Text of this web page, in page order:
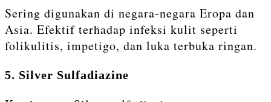
Sering digunakan di negara-negara Eropa dan
Asia. Efektif terhadap infeksi kulit seperti
folikulitis, impetigo, dan luka terbuka ringan.
5. Silver Sulfadiazine